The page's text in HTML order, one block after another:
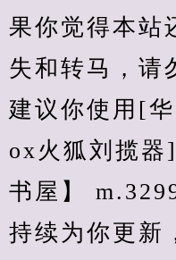
果你觉得本站
失和转马，请
建议你使用[
ox火狐刘揽器
书屋】
持续为你更新